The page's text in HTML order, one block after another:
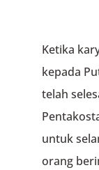
Ketika
kepada
telah
untuk
orang